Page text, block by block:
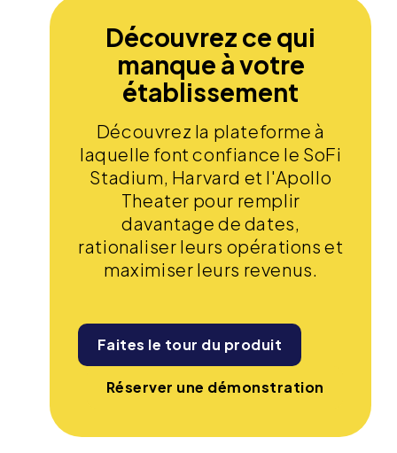
Découvrez ce qui
manque à votre
établissement
Découvrez la plateforme à
laquelle font confiance le SoFi
Stadium, Harvard et l'Apollo
Theater pour remplir
davantage de dates,
rationaliser leurs opérations et
maximiser leurs revenus.
Faites le tour du produit
Réserver une démonstration